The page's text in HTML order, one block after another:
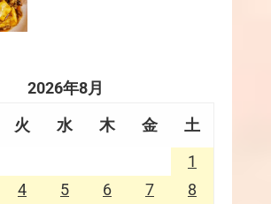
2026年8月
火 水 木 金
土
1
4 5 6 7
8